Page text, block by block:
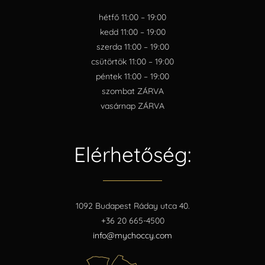
hétfő 11:00 – 19:00
kedd 11:00 – 19:00
szerda 11:00 – 19:00
csütörtök 11:00 – 19:00
péntek 11:00 – 19:00
szombat ZÁRVA
vasárnap ZÁRVA
Elérhetőség:
1092 Budapest Ráday utca 40.
+36 20 665-4500
info@mychoccy.com